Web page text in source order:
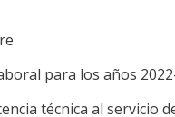
para los años
técnica al servicio